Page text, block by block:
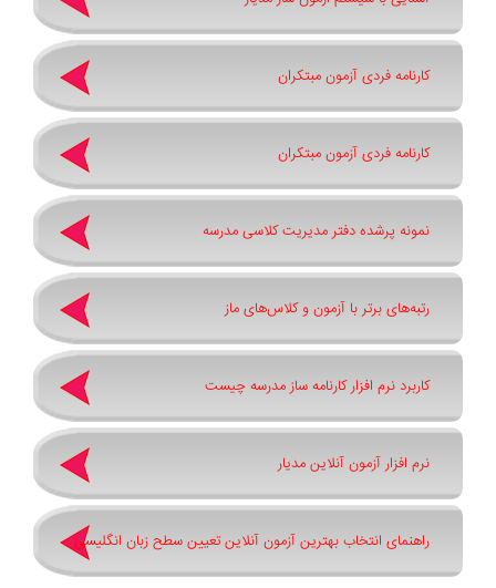
کارنامه فردی آزمون مبتکران
کارنامه فردی آزمون مبتکران
نمونه پرشده دفتر مدیریت کلاسی مدرسه
رتبه‌های برتر با آزمون و کلاس‌های ماز
کاربرد نرم افزار کارنامه ساز مدرسه چیست
نرم افزار آزمون آنلاین مدیار
راهنمای انتخاب بهترین آزمون آنلاین تعیین سطح زبان انگلیسی